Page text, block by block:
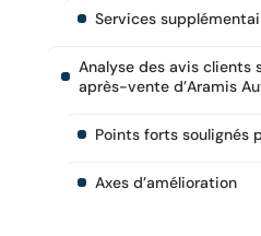
Services
Analyse des avis clients
après-vente d’Aramis
Points forts soulignés
Axes d’amélioration